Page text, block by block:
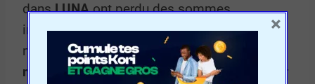
dansLUNAont perdu des sommes
importantes en très peu de temps. Cela
montre à quel point la
volatilitédes
monnaiespeut être imprévisible, même pour
×